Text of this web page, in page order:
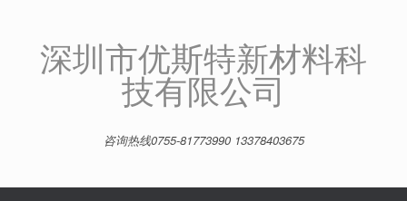
深圳市优斯特新材料科
技有限公司
咨询热线0755-81773990 13378403675